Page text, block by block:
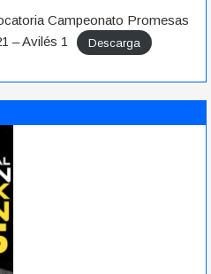
Campeonato Promesas
– Avilés 1
Descarga